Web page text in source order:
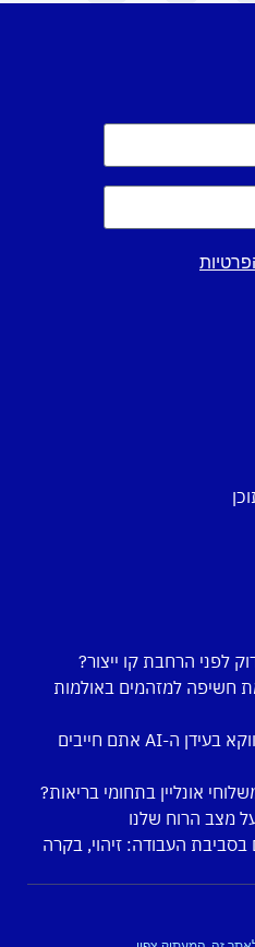
לפני הרחבת קו ייצור?
חשיפה למזהמים באולמות
קורס צילום בתל אביב: למה דווקא בעידן ה-AI אתם חייבים
אונליין בתחומי בריאות?
מצב הרוח שלנו
בסביבת העבודה: זיהוי, בקרה